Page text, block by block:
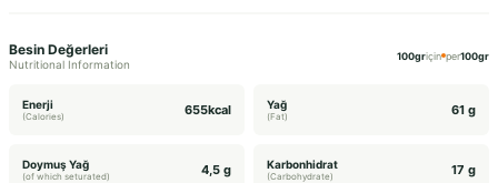
Besin Değerleri
Nutritional Information
100griçin per100gr
Enerji
(Calories) 655kcal Yağ
(Fat) 61 g
Doymuş Yağ
(of which seturated) 4,5 g Karbonhidrat
(Carbohydrate) 17 g